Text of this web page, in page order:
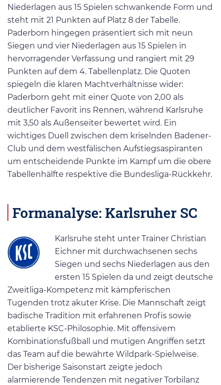
Niederlagen aus 15 Spielen schwankende Form und
steht mit 21 Punkten auf Platz 8 der Tabelle.
Paderborn hingegen präsentiert sich mit neun
Siegen und vier Niederlagen aus 15 Spielen in
hervorragender Verfassung und rangiert mit 29
Punkten auf dem 4. Tabellenplatz. Die Quoten
spiegeln die klaren Machtverhältnisse wider:
Paderborn geht mit einer Quote von 2,00 als
deutlicher Favorit ins Rennen, während Karlsruhe
mit 3,50 als Außenseiter bewertet wird. Ein
wichtiges Duell zwischen dem kriselnden Badener-
Club und dem westfälischen Aufstiegsaspiranten
um entscheidende Punkte im Kampf um die obere
Tabellenhälfte respektive die Bundesliga-Rückkehr.
Formanalyse: Karlsruher SC
Karlsruhe steht unter Trainer Christian
Eichner mit durchwachsenen sechs
Siegen und sechs Niederlagen aus den
ersten 15 Spielen da und zeigt deutsche
Zweitliga-Kompetenz mit kämpferischen
Tugenden trotz akuter Krise. Die Mannschaft zeigt
badische Tradition mit erfahrenen Profis sowie
etablierte KSC-Philosophie. Mit offensivem
Kombinationsfußball und mutigen Angriffen setzt
das Team auf die bewährte Wildpark-Spielweise.
Der bisherige Saisonstart zeigte jedoch
alarmierende Tendenzen mit negativer Torbilanz